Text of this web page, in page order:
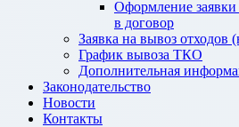
Оформление
в договор
Заявка на вывоз отходов
График вывоза ТКО
Дополнительная
Законодательство
Новости
Контакты